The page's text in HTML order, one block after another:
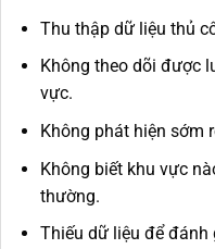
Thu thập dữ liệu thủ
Không theo dõi được
vực.
Không phát hiện sớm
Không biết khu vực
thường.
Thiếu dữ liệu để đánh